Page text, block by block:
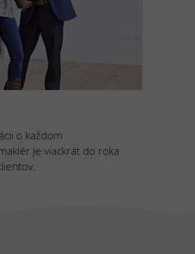
o každom
je viackrát do roka